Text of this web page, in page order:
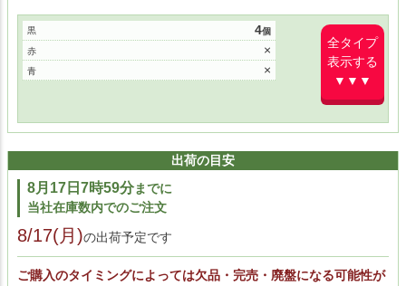
全タイプ
表示する
▼▼▼
黒 4
赤 ×
青 ×
出荷の目安
8月17日7時59分までに
当社在庫数内でのご注文
8/17(月)の出荷予定です
ご購入のタイミングによっては欠品・完売・廃盤になる可能性が